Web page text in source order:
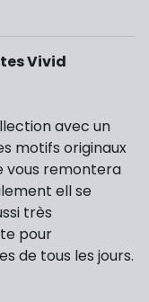
Vivid
avec un
motifs originaux
vous remontera
ell se
très
pour
de tous les jours.